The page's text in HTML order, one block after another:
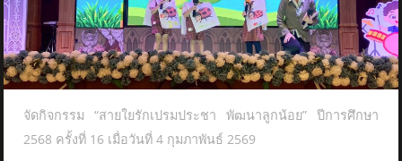
จัดกิจกรรม “สายใยรักเปรมประชา พัฒนาลูกน้อย” ปีการศึกษา
2568 ครั้งที่ 16 เมื่อวันที่ 4 กุมภาพันธ์ 2569